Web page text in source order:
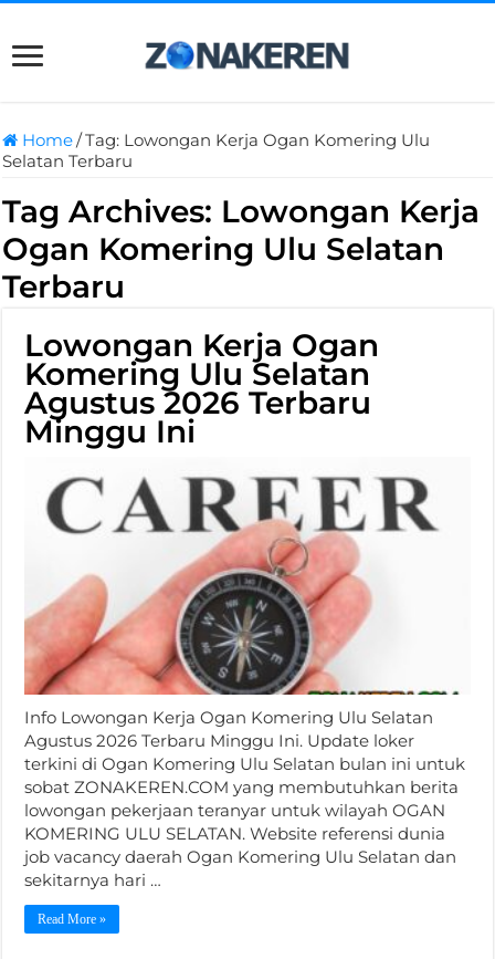
Home/Tag: Lowongan Kerja Ogan Komering Ulu
Selatan Terbaru
Tag Archives: Lowongan Kerja
Ogan Komering Ulu Selatan
Terbaru
Lowongan Kerja Ogan
Komering Ulu Selatan
Agustus 2026 Terbaru
Minggu Ini
Info Lowongan Kerja Ogan Komering Ulu Selatan
Agustus 2026 Terbaru Minggu Ini. Update loker
terkini di Ogan Komering Ulu Selatan bulan ini untuk
sobat ZONAKEREN.COM yang membutuhkan berita
lowongan pekerjaan teranyar untuk wilayah OGAN
KOMERING ULU SELATAN. Website referensi dunia
job vacancy daerah Ogan Komering Ulu Selatan dan
sekitarnya hari …
Read More »